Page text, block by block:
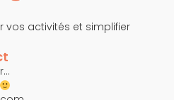
vos activités et simplifier